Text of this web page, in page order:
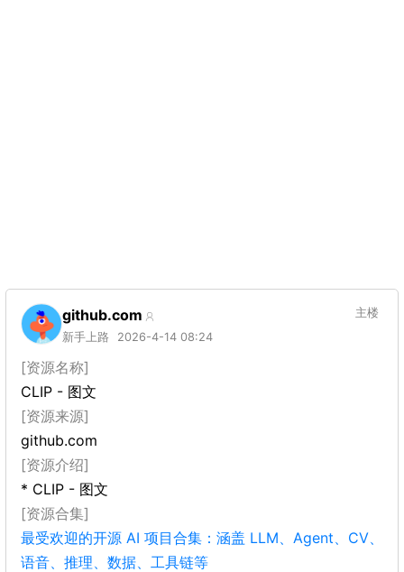
github.com
新手上路 2026-4-14 08:24
主楼
[资源名称]
CLIP - 图文
[资源来源]
github.com
[资源介绍]
* CLIP - 图文
[资源合集]
最受欢迎的开源 AI 项目合集：涵盖 LLM、Agent、CV、
语音、推理、数据、工具链等